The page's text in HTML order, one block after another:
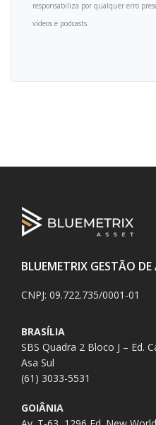
responsabiliza por qualquer erro
vídeos e podcasts.
BLUEMETRIX GESTÃO
CNPJ: 09.722.735/0001-01
BRASÍLIA
SBS Quadra 2 Bloco J – Ed.
Asa Sul
(61) 3033-5531
GOIÂNIA